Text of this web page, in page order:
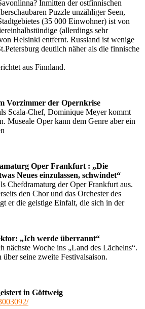
Inmitten der ostfinnischen
Puzzle unzähliger Seen,
(35 000 Einwohner) ist von
(allerdings sehr
Helsinki entfernt. Russland ist wenige
deutlich näher als die finnische
aus Finnland.
Vorzimmer der Opernkrise
Scala-Chef, Dominique Meyer kommt
Museale Oper kann dem Genre aber ein
Oper Frankfurt : „Die
Neues einzulassen, schwindet“
Chefdramaturg der Oper Frankfurt aus.
den Chor und das Orchester des
er die geistige Einfalt, die sich in der
„Ich werde überrannt“
nächste Woche ins „Land des Lächelns“.
seine zweite Festivalsaison.
in Göttweig